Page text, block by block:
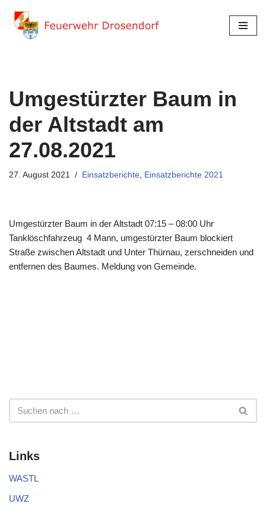
Zum
Umgestürzter Baum in
der Altstadt am
27.08.2021
27. August 2021 Einsatzberichte, Einsatzberichte 2021
Umgestürzter Baum in der Altstadt 07:15 – 08:00 Uhr
Tanklöschfahrzeug 4 Mann, umgestürzter Baum blockiert
Straße zwischen Altstadt und Unter Thürnau, zerschneiden und
entfernen des Baumes. Meldung von Gemeinde.
Links
WASTL
UWZ